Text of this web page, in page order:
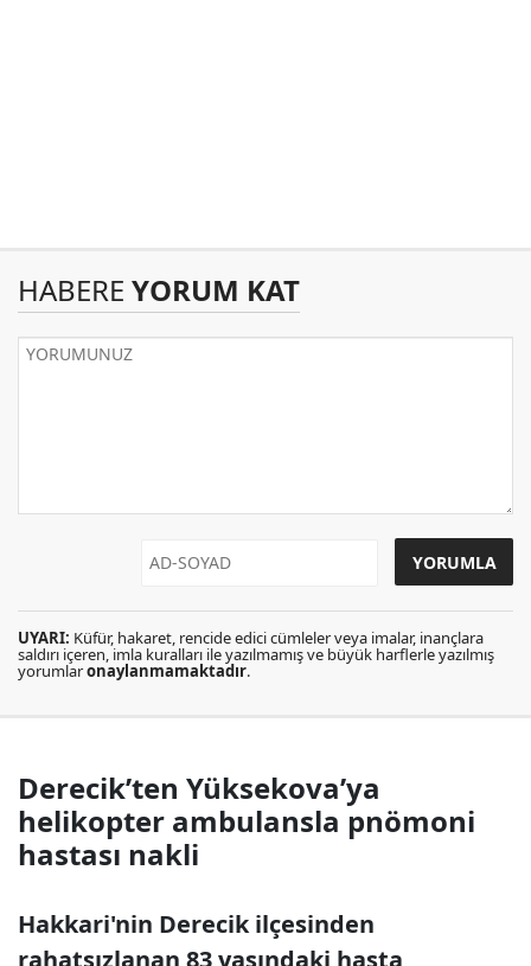
HABERE YORUM KAT
UYARI: Küfür, hakaret, rencide edici cümleler veya imalar, inançlara
saldırı içeren, imla kuralları ile yazılmamış ve büyük harflerle yazılmış
yorumlaronaylanmamaktadır.
Derecik’ten Yüksekova’ya
helikopter ambulansla pnömoni
hastası nakli
Hakkari'nin Derecik ilçesinden
rahatsızlanan 83 yaşındaki hasta,